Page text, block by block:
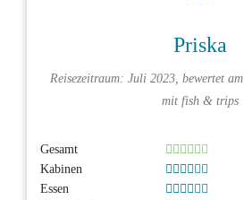
Priska
Reisezeitraum: Juli 2023, bewertet
mit fish & trips
Gesamt
Kabinen
Essen